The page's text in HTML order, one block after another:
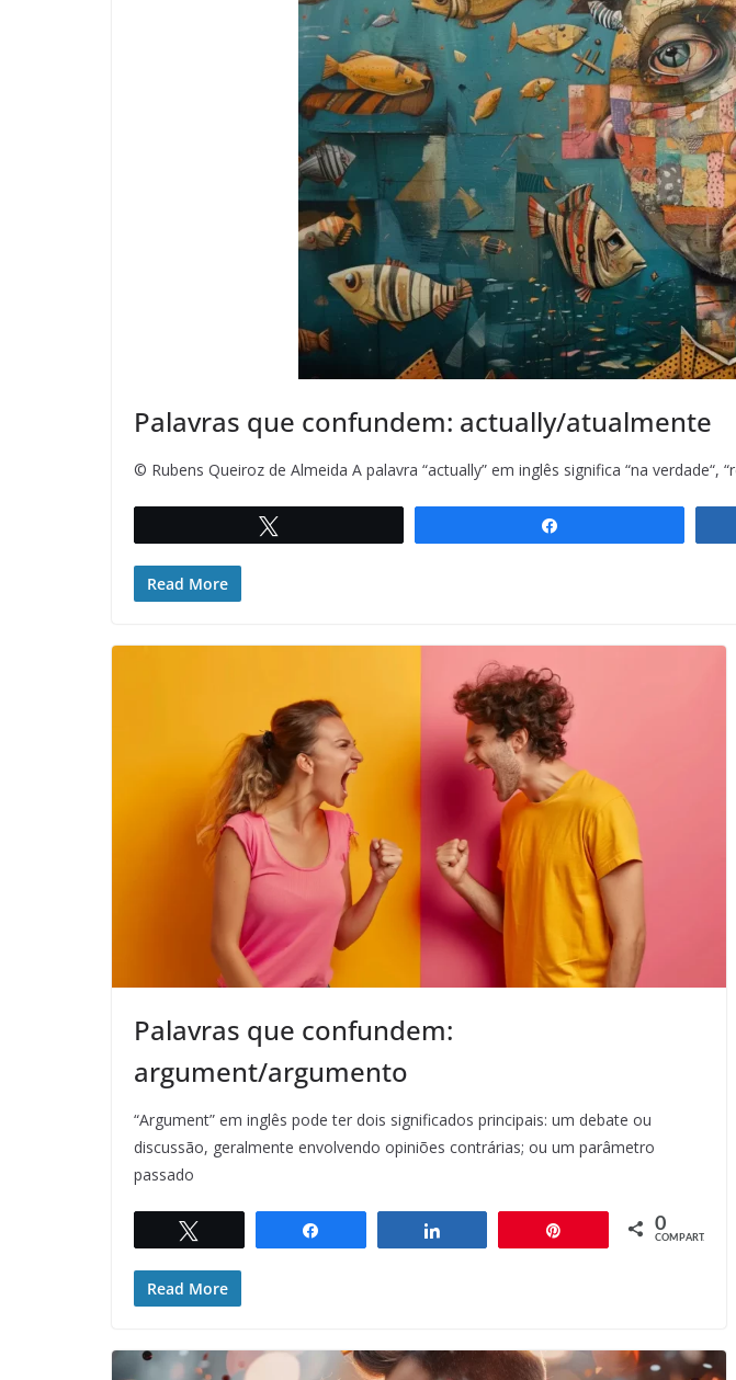
Palavras que confundem: actually/atualmente
© Rubens Queiroz de Almeida A palavra “actually” em inglês significa “na verdade“,
Read More
Palavras que confundem:
argument/argumento
“Argument” em inglês pode ter dois significados principais: um debate ou
discussão, geralmente envolvendo opiniões contrárias; ou um parâmetro
passado
0
COMPART.
Read More